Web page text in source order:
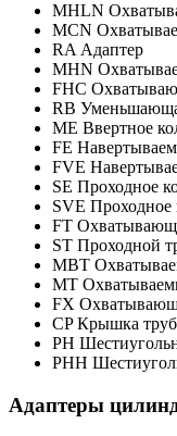
MHLN
MCN
RA Адаптер
MHN
FHC
RB
ME Ввертное
FE
FVE
SE Проходное
SVE Проходное
FT
ST Проходной
MBT
MT
FX
CP Крышка
PH
PHH
Адаптеры